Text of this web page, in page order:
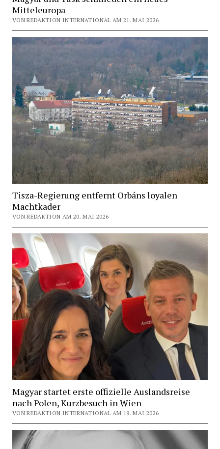
Mitteleuropa
VON REDAKTION INTERNATIONAL AM 21. MAI 2026
Tisza-Regierung entfernt Orbáns loyalen
Machtkader
VON REDAKTION AM 20. MAI 2026
Magyar startet erste offizielle Auslandsreise
nach Polen, Kurzbesuch in Wien
VON REDAKTION INTERNATIONAL AM 19. MAI 2026